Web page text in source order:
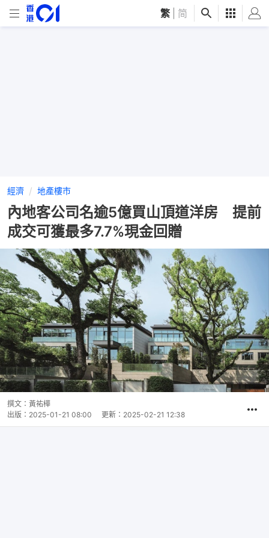
繁 简
經濟 地產樓市
內地客公司名逾5億買山頂道洋房 提前
成交可獲最多7.7%現金回贈
撰文： 黃祐樺
出版： 2025-01-21 08:00 更新： 2025-02-21 12:38